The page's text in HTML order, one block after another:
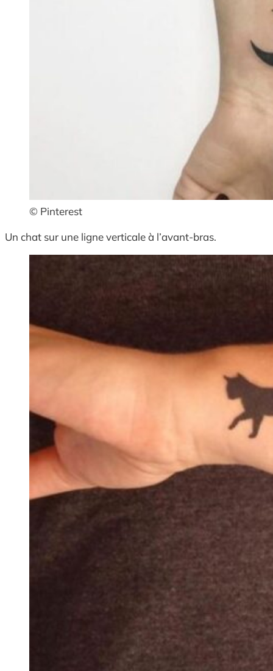
© Pinterest
Un chat sur une ligne verticale à l’avant-bras.